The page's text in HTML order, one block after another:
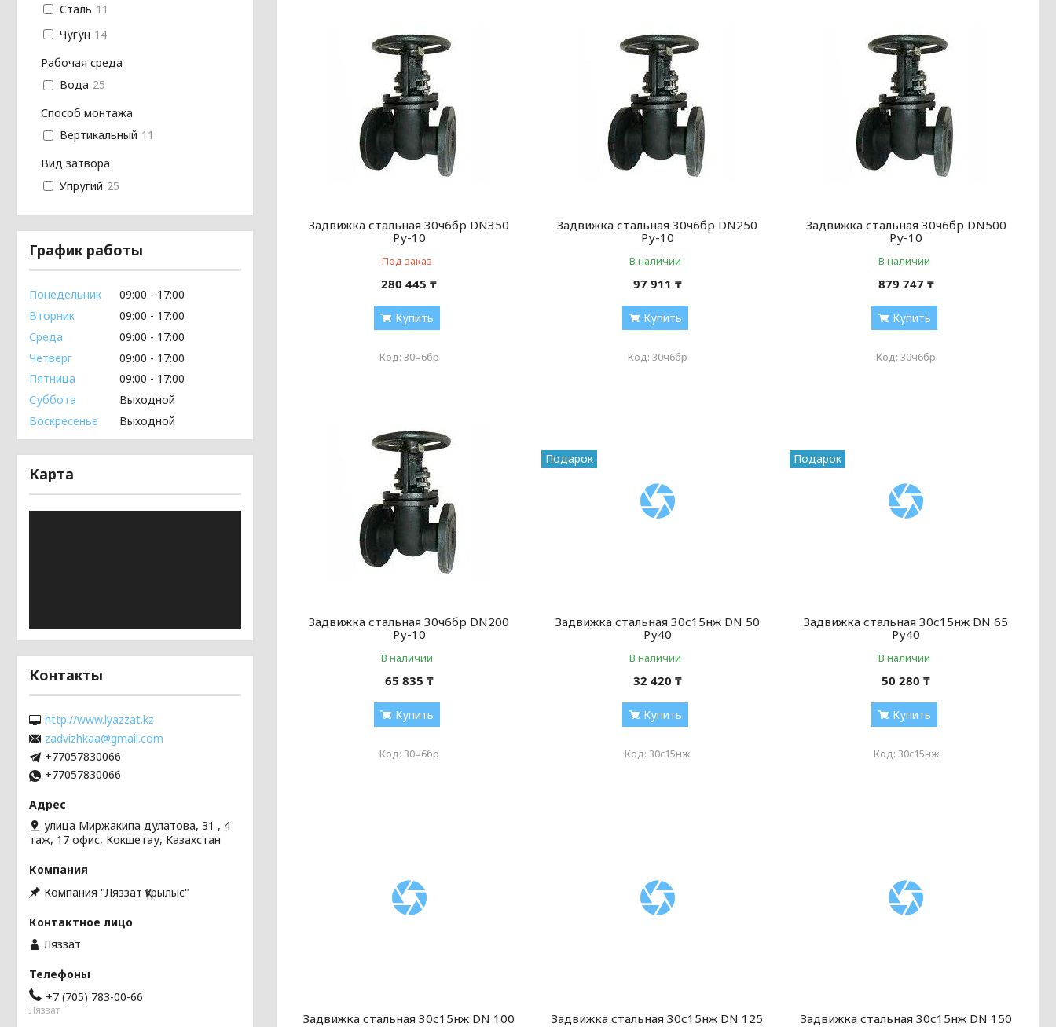
Задвижка стальная 30ч6бр DN350
Ру-10
Под заказ
280 445 ₸
Купить
30ч6бр
Задвижка стальная 30ч6бр DN250
Ру-10
В наличии
97 911 ₸
Купить
30ч6бр
Задвижка стальная 30ч6бр DN500
Ру-10
В наличии
879 747 ₸
Купить
30ч6бр
Задвижка стальная 30ч6бр DN200
Ру-10
В наличии
65 835 ₸
Купить
30ч6бр
Подарок
Задвижка стальная 30с15нж DN 50
Ру40
В наличии
32 420 ₸
Купить
30c15нж
Подарок
Задвижка стальная 30с15нж DN 65
Ру40
В наличии
50 280 ₸
Купить
30c15нж
Задвижка стальная 30с15нж DN 100
Задвижка стальная 30с15нж DN 125
Задвижка стальная 30с15нж DN 150
Сталь 11
Чугун 14
Рабочая среда
Вода 25
Способ монтажа
Вертикальный 11
Вид затвора
Упругий 25
График работы
Понедельник 09:00
17:00
Вторник
09:00
17:00
Среда
09:00
17:00
Четверг
09:00
17:00
Пятница
09:00
17:00
Суббота
Выходной
Воскресенье
Выходной
Карта
Контакты
http://www.lyazzat.kz
zadvizhkaa@gmail.com
+77057830066
+77057830066
улица Миржакипа дулатова, 31 , 4
таж, 17 офис, Кокшетау, Казахстан
Компания "Ляззат Құрылыс"
Ляззат
+7 (705) 783-00-66
Ляззат